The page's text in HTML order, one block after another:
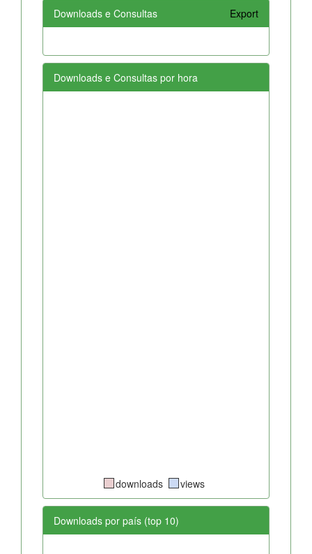
Downloads e Consultas Export
Downloads e Consultas por hora
downloads views
Downloads por país (top 10)